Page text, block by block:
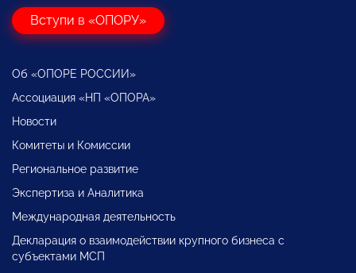
Вступи в «ОПОРУ»
Об «ОПОРЕ РОССИИ»
Ассоциация «НП «ОПОРА»
Новости
Комитеты и Комиссии
Региональное развитие
Экспертиза и Аналитика
Международная деятельность
Декларация о взаимодействии крупного бизнеса с
субъектами МСП